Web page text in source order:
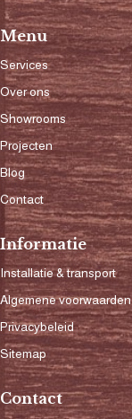
Menu
Services
Over ons
Showrooms
Projecten
Blog
Contact
Informatie
Installatie & transport
Algemene voorwaarden
Privacybeleid
Sitemap
Contact